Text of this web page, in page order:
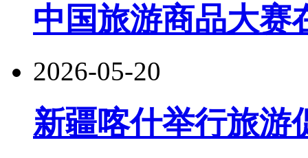
中国旅游商品大赛
2026-05-20
新疆喀什举行旅游